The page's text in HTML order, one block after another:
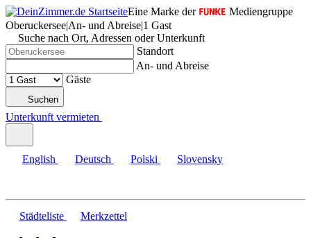
Eine Marke der
Mediengruppe
Oberuckersee|An- und Abreise|1 Gast
Suche nach Ort, Adressen oder Unterkunft
Standort
An- und Abreise
Gäste
Suchen
Unterkunft vermieten
English Deutsch Polski Slovensky
Städteliste Merkzettel